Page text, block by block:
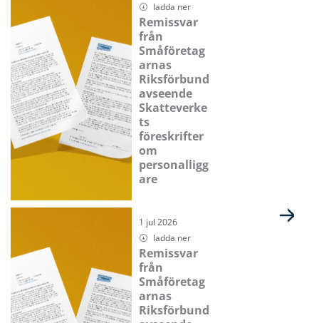
ladda ner
Remissvar
från
Småföretag
arnas
Riksförbund
avseende
Skatteverke
ts
föreskrifter
om
personalligg
are
1 jul 2026
ladda ner
Remissvar
från
Småföretag
arnas
Riksförbund